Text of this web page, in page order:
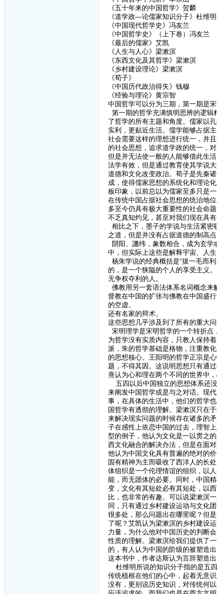
《五十年来的中国哲学》贺麟
《道学政—论儒家知识分子》杜维明
《中国现代哲学史》冯友兰
《中国哲学史》（上下卷）冯友兰
《最后的儒家》艾凯
《人生与人心》梁漱溟
《东西文化及其哲学》梁漱溟
《乡村建设理论》梁漱溟
《荀子》
《中国历代政治得失》钱穆
《经验与理论》黄宗智
中国哲学可以分为三期，第一期是
第一期的哲学充满慎明思辨的逻
了哲学的所有主题和角度。儒家以
实利，更贴近生活。儒学能够占据
社会需要这样的理想进行统一，并
的社会思想，追求道学政的统一，
但是并无法使一般的人能够借此生
法学有效，但是通过教育使其学说
道德和文化改变政治。荀子是先秦
成，使得儒家思想的系统化和理论
板印象，以前总以为儒家至多只是
在传统中国占据社会思想的统治地
多至今仍具有极大重要性的社会命
不乏真知灼见，甚至对我们现在具
相比之下，墨子的学说与生活紧
之道，但是并没有占据道德的制高
阴阳、譏纬，象数相合，成为玄
中，但实际上这些是解释宇宙、人
杨朱学说的经典概括是“拔一毛而
的，是一个狭隘的个人的享受主义
无争权夺利的人。
佛教用另一套语法体系名词概念
督教在中国的扩张与佛教在中国盛
的空虚。
还有名家的辩术。
这些思想几乎涉及到了所有的重大
宋明理学是宋明哲学的一个转折
为哲学没有实质内容，只教人保持
派，朱的哲学基础是格物，注重教
的思想核心。王阳明的哲学正宗是
题，不得其因。这说明思想只有通
熹认为心和理在两个不同的世界中
五四以后中国独立的思想体系还
来阐发中国哲学或是与之对话。现
事，在具体的生活中，他们的哲学
国哲学有透彻的理解。梁漱溟只在
来解决现实问题的时候存在诸多的
子在感性上依恋中国的过去，理智
型的例子，他认为文化是一以贯之
西文化融合的解决办法，但是在面
他认为中国文化具有普遍的绝对的
固有精神为主而吸收了西洋人的长
体组织是一个伦理情谊的组织，以
能，而无团体的必要。同时，中国
变，文化有其短处必有其短处，以
比，也非常的有趣。可以说梁漱溟
同，只有通过乡村建设运动与文化
很多处，那么问题出在哪里呢？但
了呢？艾凯认为梁漱溟的乡村建设
力量，为什么他对中国历史的判断
性质的理解。梁漱溟给我们提供了
的，有人认为中国的阶级的被塑造
这本书中，作者达斯认为言辞塑造
杜维明所说的知识分子指的是五
传统植根在他们的心中，起着无意
没有，更别说历史知识，对传统何